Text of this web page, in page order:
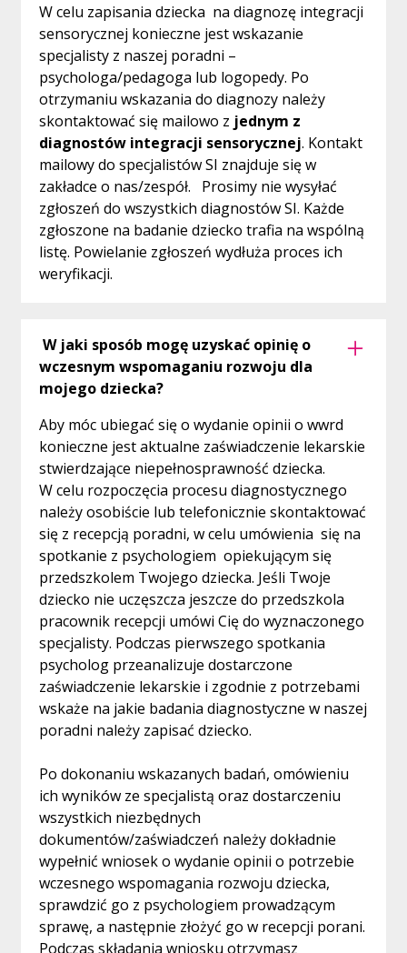
W celu zapisania dziecka na diagnozę integracji
sensorycznej konieczne jest wskazanie
specjalisty z naszej poradni –
psychologa/pedagoga lub logopedy. Po
otrzymaniu wskazania do diagnozy należy
skontaktować się mailowo z jednym z
diagnostów integracji sensorycznej. Kontakt
mailowy do specjalistów SI znajduje się w
zakładce o nas/zespół. Prosimy nie wysyłać
zgłoszeń do wszystkich diagnostów SI. Każde
zgłoszone na badanie dziecko trafia na wspólną
listę. Powielanie zgłoszeń wydłuża proces ich
weryfikacji.
W jaki sposób mogę uzyskać opinię o
wczesnym wspomaganiu rozwoju dla
mojego dziecka?
Aby móc ubiegać się o wydanie opinii o wwrd
konieczne jest aktualne zaświadczenie lekarskie
stwierdzające niepełnosprawność dziecka.
W celu rozpoczęcia procesu diagnostycznego
należy osobiście lub telefonicznie skontaktować
się z recepcją poradni, w celu umówienia się na
spotkanie z psychologiem opiekującym się
przedszkolem Twojego dziecka. Jeśli Twoje
dziecko nie uczęszcza jeszcze do przedszkola
pracownik recepcji umówi Cię do wyznaczonego
specjalisty. Podczas pierwszego spotkania
psycholog przeanalizuje dostarczone
zaświadczenie lekarskie i zgodnie z potrzebami
wskaże na jakie badania diagnostyczne w naszej
poradni należy zapisać dziecko.
Po dokonaniu wskazanych badań, omówieniu
ich wyników ze specjalistą oraz dostarczeniu
wszystkich niezbędnych
dokumentów/zaświadczeń należy dokładnie
wypełnić wniosek o wydanie opinii o potrzebie
wczesnego wspomagania rozwoju dziecka,
sprawdzić go z psychologiem prowadzącym
sprawę, a następnie złożyć go w recepcji porani.
Podczas składania wniosku otrzymasz